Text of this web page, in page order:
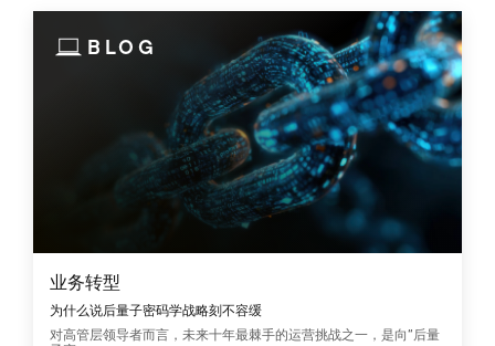
BLOG
业务转型
为什么说后量子密码学战略刻不容缓
对高管层领导者而言，未来十年最棘手的运营挑战之一，是向“后量